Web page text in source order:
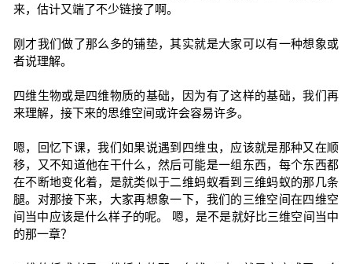
来，估计又端了不少链接了啊。
刚才我们做了那么多的铺垫，其实就是大家可以有一种想象或
者说理解。
四维生物或是四维物质的基础，因为有了这样的基础，我们再
来理解，接下来的思维空间或许会容易许多。
嗯，回忆下课，我们如果说遇到四维虫，应该就是那种又在顺
移，又不知道他在干什么，然后可能是一组东西，每个东西都
在不断地变化着，是就类似于二维蚂蚁看到三维蚂蚁的那几条
腿。对那接下来，大家再想象一下，我们的三维空间在四维空
间当中应该是什么样子的呢。 嗯，是不是就好比三维空间当中
的那一章？